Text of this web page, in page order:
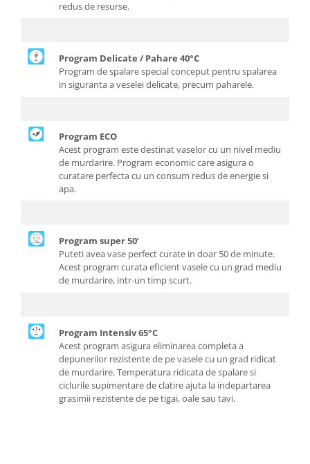
redus de resurse.
Program Delicate / Pahare 40°C
Program de spalare special conceput pentru spalarea
in siguranta a veselei delicate, precum paharele.
Program ECO
Acest program este destinat vaselor cu un nivel mediu
de murdarire. Program economic care asigura o
curatare perfecta cu un consum redus de energie si
apa.
Program super 50’
Puteti avea vase perfect curate in doar 50 de minute.
Acest program curata eficient vasele cu un grad mediu
de murdarire, intr-un timp scurt.
Program Intensiv 65°C
Acest program asigura eliminarea completa a
depunerilor rezistente de pe vasele cu un grad ridicat
de murdarire. Temperatura ridicata de spalare si
ciclurile supimentare de clatire ajuta la indepartarea
grasimii rezistente de pe tigai, oale sau tavi.